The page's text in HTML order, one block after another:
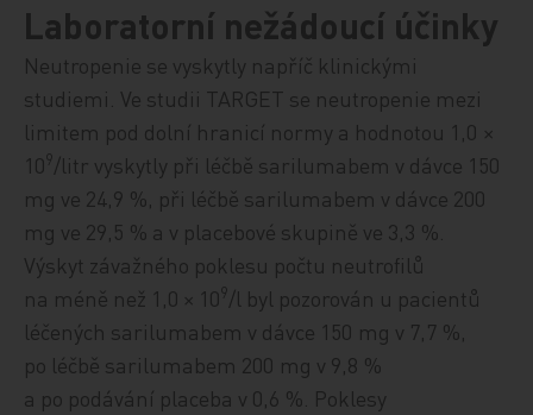
Laboratorní nežádoucí účinky
Neutropenie se vyskytly napříč klinickými
studiemi. Ve studii TARGET se neutropenie mezi
limitem pod dolní hranicí normy a hodnotou 1,0 ×
109/litr vyskytly při léčbě sarilumabem v dávce 150
mg ve 24,9 %, při léčbě sarilumabem v dávce 200
mg ve 29,5 % a v placebové skupině ve 3,3 %.
Výskyt závažného poklesu počtu neutrofilů
na méně než 1,0 × 109/l byl pozorován u pacientů
léčených sarilumabem v dávce 150 mg v 7,7 %,
po léčbě sarilumabem 200 mg v 9,8 %
a po podávání placeba v 0,6 %. Poklesy